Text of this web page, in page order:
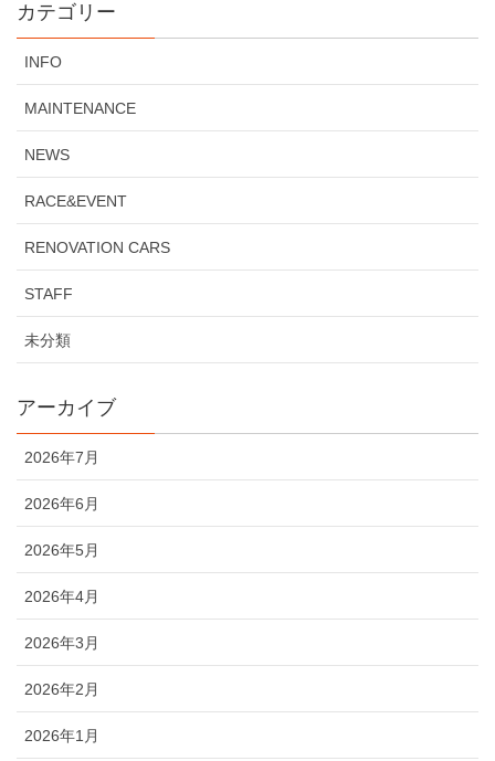
カテゴリー
INFO
MAINTENANCE
NEWS
RACE&EVENT
RENOVATION CARS
STAFF
未分類
アーカイブ
2026年7月
2026年6月
2026年5月
2026年4月
2026年3月
2026年2月
2026年1月